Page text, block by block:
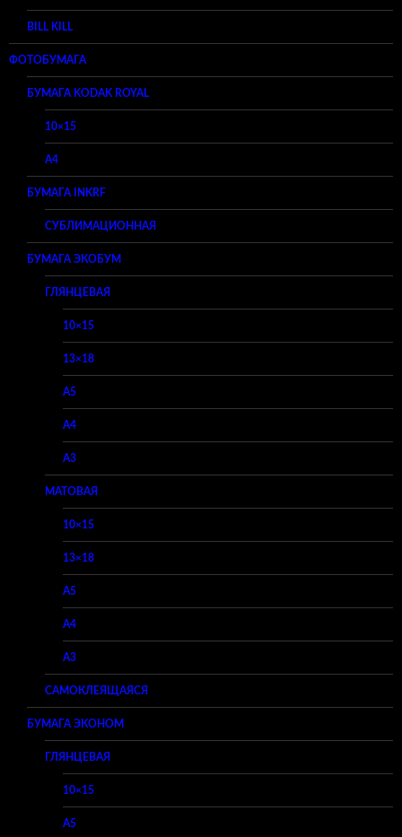
BILL KILL
ФОТОБУМАГА
БУМАГА KODAK ROYAL
10×15
A4
БУМАГА INKRF
СУБЛИМАЦИОННАЯ
БУМАГА ЭКОБУМ
ГЛЯНЦЕВАЯ
10×15
13×18
A5
A4
A3
МАТОВАЯ
10×15
13×18
A5
A4
A3
САМОКЛЕЯЩАЯСЯ
БУМАГА ЭКОНОМ
ГЛЯНЦЕВАЯ
10×15
A5